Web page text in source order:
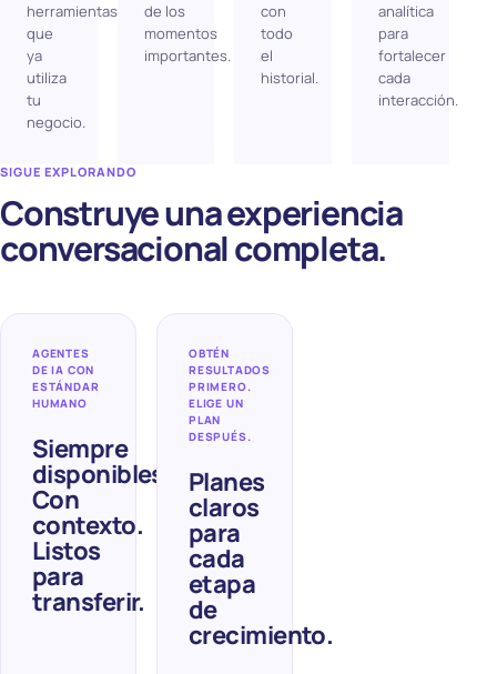
herramientas
que
ya
utiliza
tu
negocio.
de los
momentos
importantes.
con
todo
el
historial.
analítica
para
fortalecer
cada
interacción.
SIGUE EXPLORANDO
Construye una experiencia
conversacional completa.
AGENTES
DE IA CON
ESTÁNDAR
HUMANO
Siempre
disponibles.
Con
contexto.
Listos
para
transferir.
OBTÉN
RESULTADOS
PRIMERO.
ELIGE UN
PLAN
DESPUÉS.
Planes
claros
para
cada
etapa
de
crecimiento.